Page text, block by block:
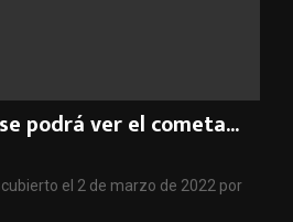
podrá ver el cometa...
el 2 de marzo de 2022 por